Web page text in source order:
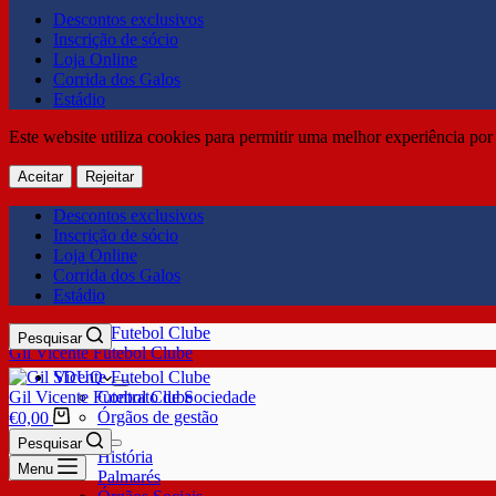
Descontos exclusivos
Inscrição de sócio
Loja Online
Corrida dos Galos
Estádio
Este website utiliza cookies para permitir uma melhor experiência
Aceitar Rejeitar
Descontos exclusivos
Inscrição de sócio
Loja Online
Corrida dos Galos
Estádio
Gil Vicente Futebol Clube
Pesquisar
SDUQ
Contrato de Sociedade
Órgãos de gestão
Clube
História
Palmarés
Gil Vicente Futebol Clube
€0,00
Pesquisar
Menu